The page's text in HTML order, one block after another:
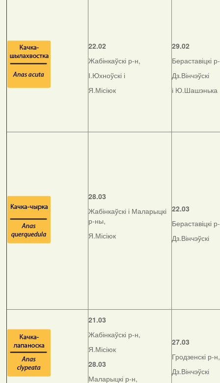
22.02
Жабінкаўскі р-н,
І.Юхноўскі і
Я.Місіюк
29.02
Бераставіцкі
Дз.Вінчэўскі
і Ю.Шашэнька
28.03
Жабінкаўскі і Маларыцкі
р-ны,
Я.Місіюк
22.03
Бераставіцкі
Дз.Вінчэўскі
21.03
Жабінкаўскі р-н,
Я.Місіюк
28.03
Маларыцкі р-н,
27.03
Гродзенскі р-н,
Дз.Вінчэўскі